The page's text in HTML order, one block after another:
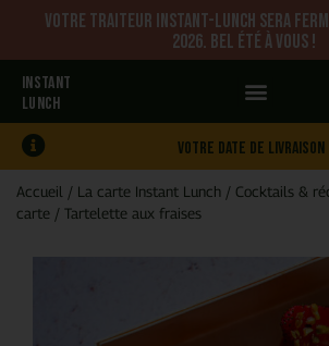
Votre traiteur Instant-Lunch sera
2026. Bel été à vous !
INSTANT
LUNCH
Votre date de livraison
Accueil / La carte Instant Lunch / Cocktails &
carte / Tartelette aux fraises